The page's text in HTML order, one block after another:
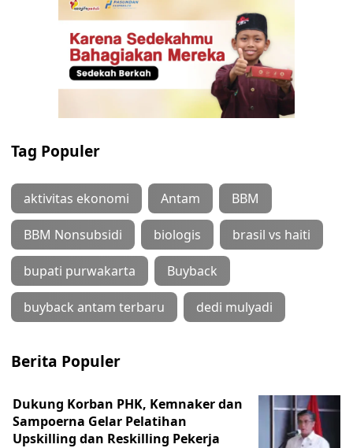
Tag Populer
aktivitas ekonomi Antam BBM
BBM Nonsubsidi biologis brasil vs haiti
bupati purwakarta Buyback
buyback antam terbaru dedi mulyadi
Berita Populer
Dukung Korban PHK, Kemnaker dan
Sampoerna Gelar Pelatihan
Upskilling dan Reskilling Pekerja